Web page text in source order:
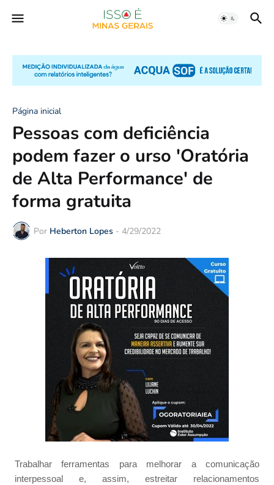
Página inicial
Pessoas com deficiência
podem fazer o urso 'Oratória
de Alta Performance' de
forma gratuita
Por Heberton Lopes - 4/29/2022
Trabalhar ferramentas para melhorar a comunicação
interpessoal e, assim, estreitar relacionamentos